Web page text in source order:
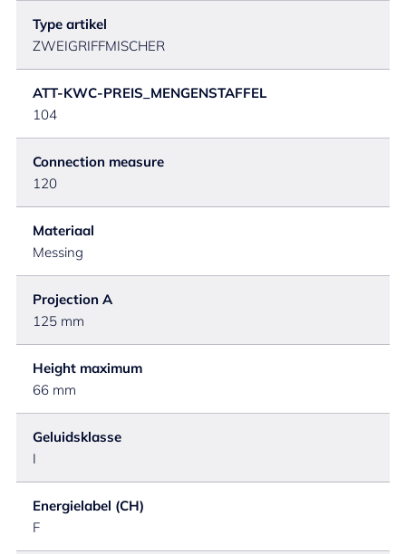
Type artikel
ZWEIGRIFFMISCHER
ATT-KWC-PREIS_MENGENSTAFFEL
104
Connection measure
120
Materiaal
Messing
Projection A
125 mm
Height maximum
66 mm
Geluidsklasse
I
Energielabel (CH)
F